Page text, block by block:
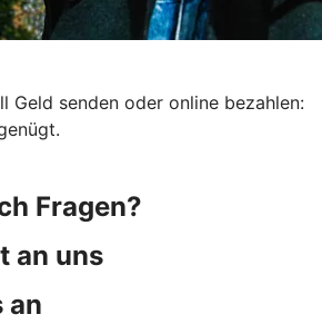
Geld senden oder online bezahlen:
Fragen?
an uns
an